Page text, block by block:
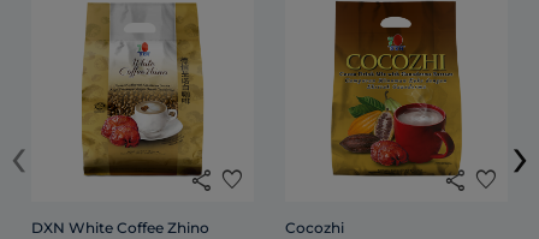
share favorite
DXN White Coffee Zhino
share favorite
Cocozhi
‹ ›